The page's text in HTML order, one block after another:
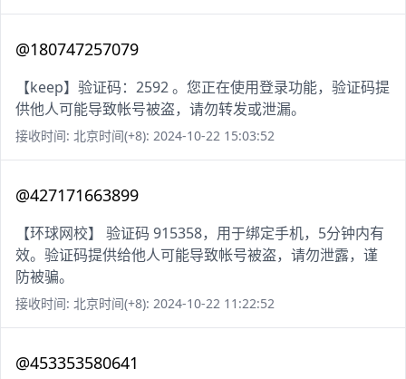
@180747257079
【keep】验证码：2592 。您正在使用登录功能，验证码提
供他人可能导致帐号被盗，请勿转发或泄漏。
接收时间: 北京时间(+8): 2024-10-22 15:03:52
@427171663899
【环球网校】 验证码 915358，用于绑定手机，5分钟内有
效。验证码提供给他人可能导致帐号被盗，请勿泄露，谨
防被骗。
接收时间: 北京时间(+8): 2024-10-22 11:22:52
@453353580641